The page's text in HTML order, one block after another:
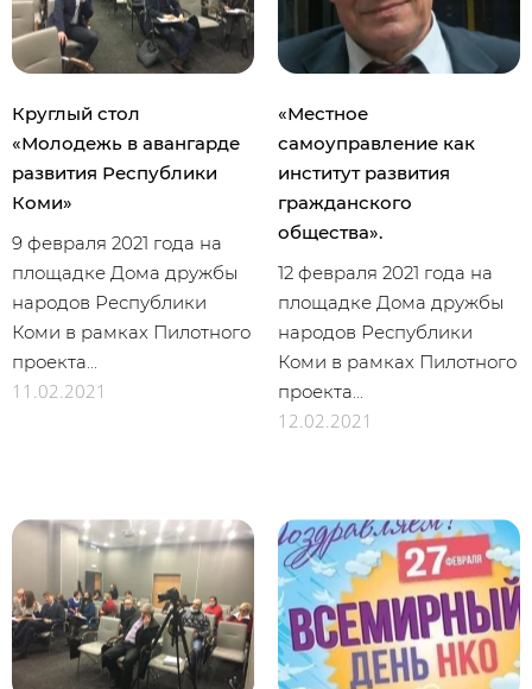
Круглый стол
«Молодежь в авангарде
развития Республики
Коми»
9 февраля 2021 года на
площадке Дома дружбы
народов Республики
Коми в рамках Пилотного
проекта...
11.02.2021
«Местное
самоуправление как
институт развития
гражданского
общества».
12 февраля 2021 года на
площадке Дома дружбы
народов Республики
Коми в рамках Пилотного
проекта...
12.02.2021